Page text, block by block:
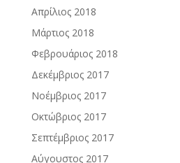
Απρίλιος 2018
Μάρτιος 2018
Φεβρουάριος 2018
Δεκέμβριος 2017
Νοέμβριος 2017
Οκτώβριος 2017
Σεπτέμβριος 2017
Αύγουστος 2017